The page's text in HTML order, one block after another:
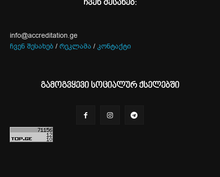
ჩვენ შესახებ:
info@accreditation.ge
ჩვენ შესახებ / რეკლამა / კონტაქტი
გამოგვყევი სოციალურ ქსელებში